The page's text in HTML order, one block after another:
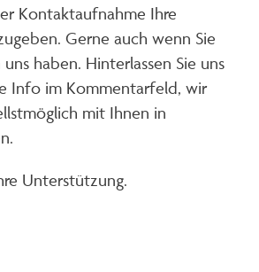
Kontaktaufnahme Ihre
Gerne auch wenn Sie
haben. Hinterlassen Sie uns
Info im Kommentarfeld, wir
mit Ihnen in
Unterstützung.